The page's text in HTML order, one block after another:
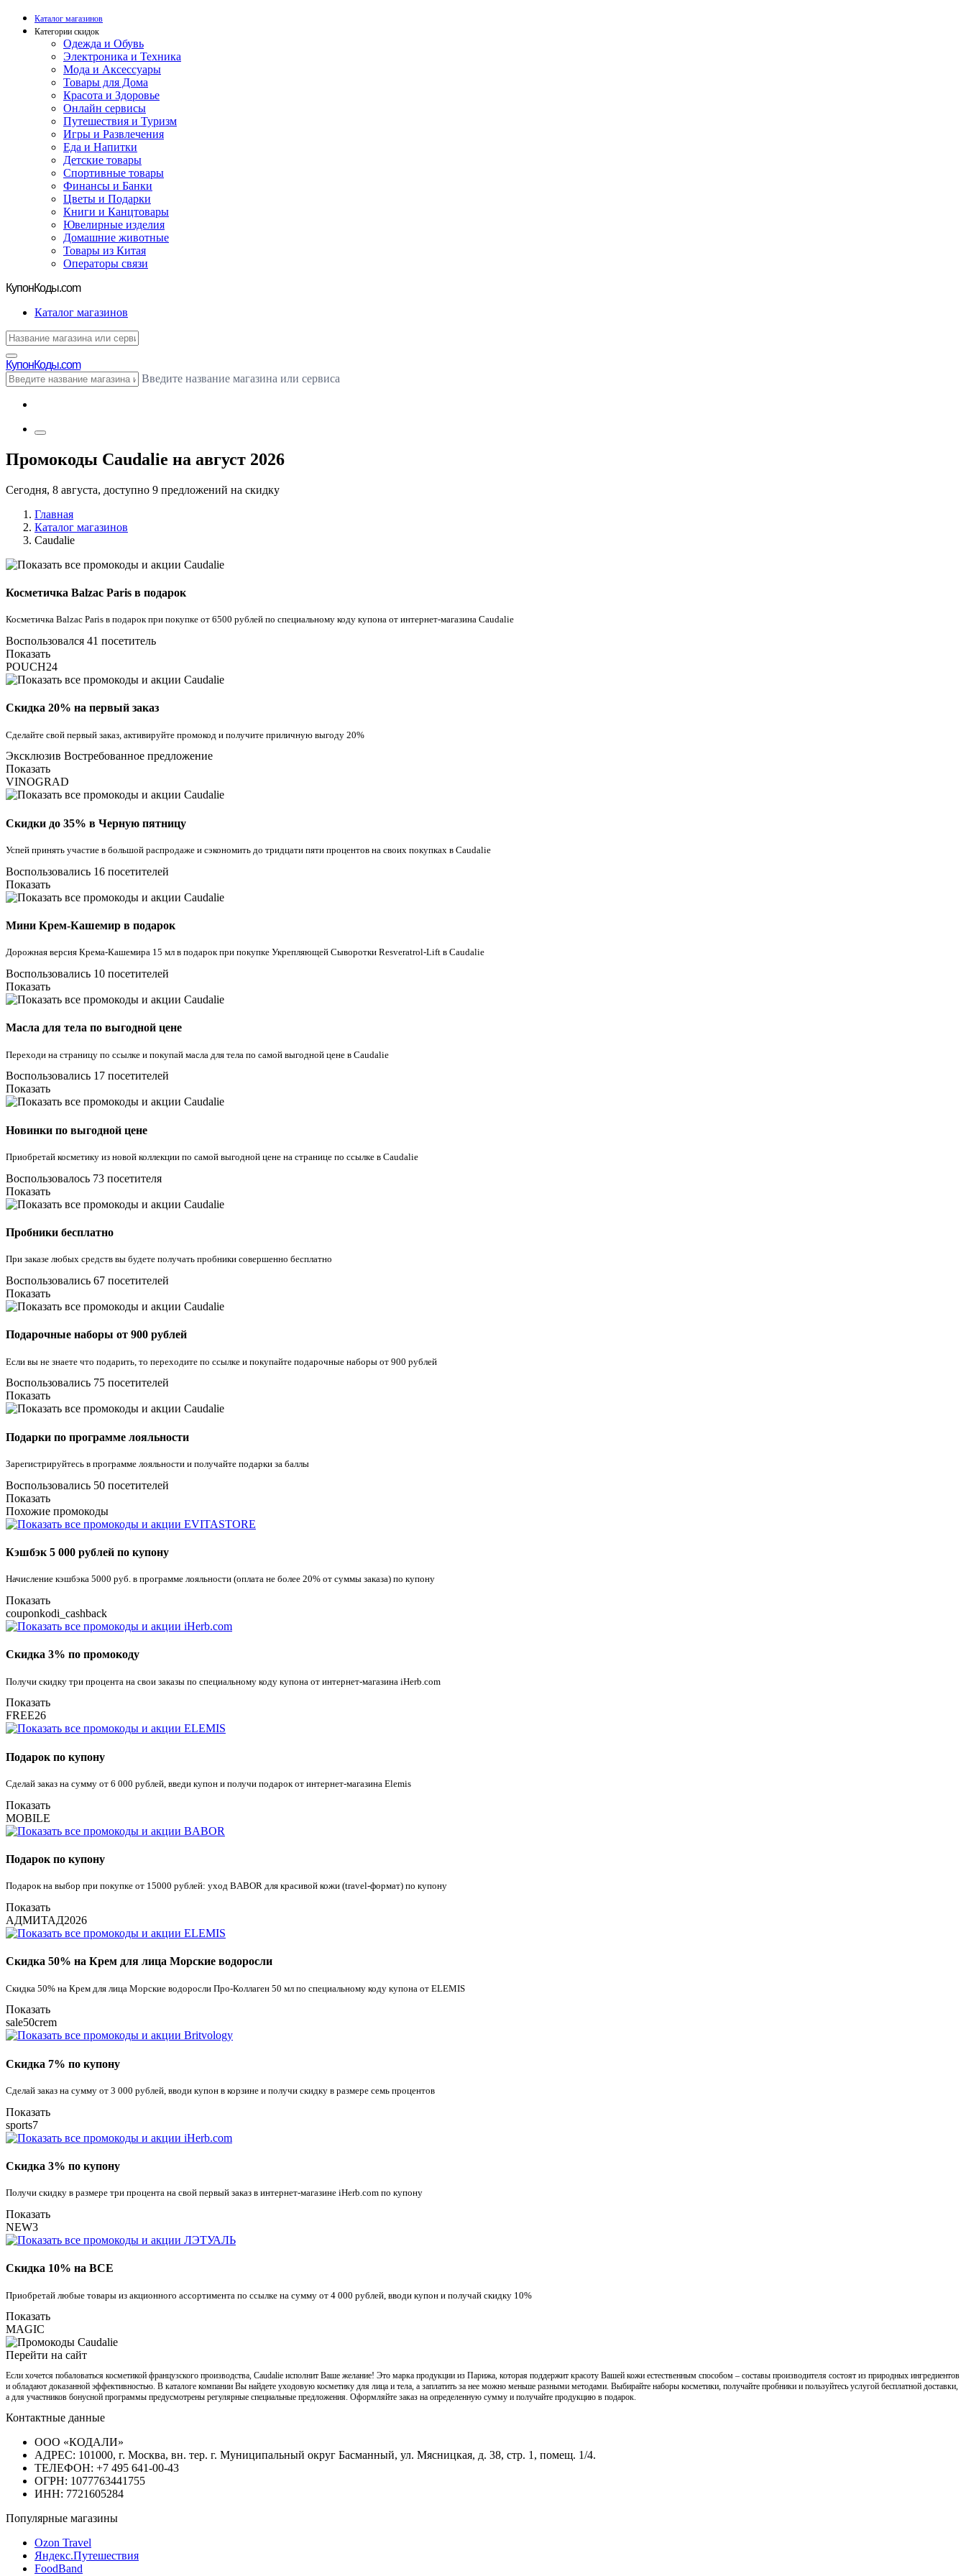
Каталог магазинов
Категории скидок
Одежда и Обувь
Электроника и Техника
Мода и Аксессуары
Товары для Дома
Красота и Здоровье
Онлайн сервисы
Путешествия и Туризм
Игры и Развлечения
Еда и Напитки
Детские товары
Спортивные товары
Финансы и Банки
Цветы и Подарки
Книги и Канцтовары
Ювелирные изделия
Домашние животные
Товары из Китая
Операторы связи
КупонКоды.com
Каталог магазинов
КупонКоды.com
Введите название магазина или сервиса
Промокоды Caudalie на август 2026
Сегодня, 8 августа, доступно 9 предложений на скидку
Главная
Каталог магазинов
Caudalie
Косметичка Balzac Paris в подарок
Косметичка Balzac Paris в подарок при покупке от 6500 рублей по специальному коду купона от интернет-магазина Caudalie
Воспользовался 41 посетитель
Показать
POUCH24
Скидка 20% на первый заказ
Сделайте свой первый заказ, активируйте промокод и получите приличную выгоду 20%
Эксклюзив Востребованное предложение
Показать
VINOGRAD
Скидки до 35% в Черную пятницу
Успей принять участие в большой распродаже и сэкономить до тридцати пяти процентов на своих покупках в Caudalie
Воспользовались 16 посетителей
Показать
Мини Крем-Кашемир в подарок
Дорожная версия Крема-Кашемира 15 мл в подарок при покупке Укрепляющей Сыворотки Resveratrol-Lift в Caudalie
Воспользовались 10 посетителей
Показать
Масла для тела по выгодной цене
Переходи на страницу по ссылке и покупай масла для тела по самой выгодной цене в Caudalie
Воспользовались 17 посетителей
Показать
Новинки по выгодной цене
Приобретай косметику из новой коллекции по самой выгодной цене на странице по ссылке в Caudalie
Воспользовалось 73 посетителя
Показать
Пробники бесплатно
При заказе любых средств вы будете получать пробники совершенно бесплатно
Воспользовались 67 посетителей
Показать
Подарочные наборы от 900 рублей
Если вы не знаете что подарить, то переходите по ссылке и покупайте подарочные наборы от 900 рублей
Воспользовались 75 посетителей
Показать
Подарки по программе лояльности
Зарегистрируйтесь в программе лояльности и получайте подарки за баллы
Воспользовались 50 посетителей
Показать
Похожие промокоды
Кэшбэк 5 000 рублей по купону
Начисление кэшбэка 5000 руб. в программе лояльности (оплата не более 20% от суммы заказа) по купону
Показать
couponkodi_cashback
Скидка 3% по промокоду
Получи скидку три процента на свои заказы по специальному коду купона от интернет-магазина iHerb.com
Показать
FREE26
Подарок по купону
Сделай заказ на сумму от 6 000 рублей, введи купон и получи подарок от интернет-магазина Elemis
Показать
MOBILE
Подарок по купону
Подарок на выбор при покупке от 15000 рублей: уход BABOR для красивой кожи (travel-формат) по купону
Показать
АДМИТАД2026
Скидка 50% на Крем для лица Морские водоросли
Скидка 50% на Крем для лица Морские водоросли Про-Коллаген 50 мл по специальному коду купона от ELEMIS
Показать
sale50crem
Скидка 7% по купону
Сделай заказ на сумму от 3 000 рублей, вводи купон в корзине и получи скидку в размере семь процентов
Показать
sports7
Скидка 3% по купону
Получи скидку в размере три процента на свой первый заказ в интернет-магазине iHerb.com по купону
Показать
NEW3
Скидка 10% на ВСЕ
Приобретай любые товары из акционного ассортимента по ссылке на сумму от 4 000 рублей, вводи купон и получай скидку 10%
Показать
MAGIC
Перейти на сайт
Если хочется побаловаться косметикой французского производства, Caudalie исполнит Ваше желание! Это марка продукции из Парижа, которая поддержит красоту Вашей кожи естественным способом – составы производителя состоят из природных ингредиентов
и обладают доказанной эффективностью. В каталоге компании Вы найдете уходовую косметику для лица и тела, а заплатить за нее можно меньше разными методами. Выбирайте наборы косметики, получайте пробники и пользуйтесь услугой бесплатной доставки,
а для участников бонусной программы предусмотрены регулярные специальные предложения. Оформляйте заказ на определенную сумму и получайте продукцию в подарок.
Контактные данные
ООО «КОДАЛИ»
АДРЕС: 101000, г. Москва, вн. тер. г. Муниципальный округ Басманный, ул. Мясницкая, д. 38, стр. 1, помещ. 1/4.
ТЕЛЕФОН: +7 495 641-00-43
ОГРН: 1077763441755
ИНН: 7721605284
Популярные магазины
Ozon Travel
Яндекс.Путешествия
FoodBand